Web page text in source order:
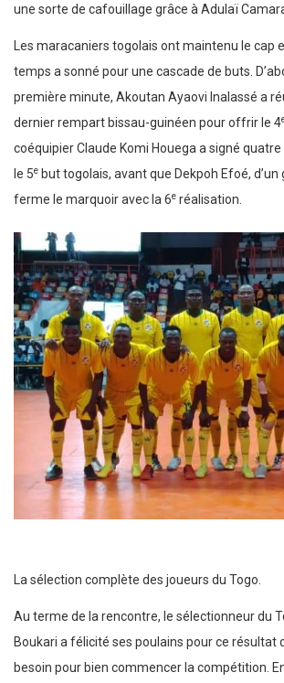
une sorte de cafouillage grâce à Adulaï
Les maracaniers togolais ont maintenu le cap
temps a sonné pour une cascade de buts.
première minute, Akoutan Ayaovi Inalassé a
dernier rempart bissau-guinéen pour offrir le 4
coéquipier Claude Komi Houega a signé
le 5e but togolais, avant que Dekpoh Efoé,
ferme le marquoir avec la 6e réalisation.
La sélection complète des joueurs du Togo.
Au terme de la rencontre, le sélectionneur du
Boukari a félicité ses poulains pour ce résultat
besoin pour bien commencer la compétition.